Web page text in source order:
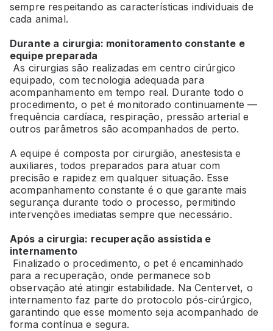
sempre respeitando as características individuais de
cada animal.
Durante a cirurgia: monitoramento constante e
equipe preparada
As cirurgias são realizadas em centro cirúrgico
equipado, com tecnologia adequada para
acompanhamento em tempo real. Durante todo o
procedimento, o pet é monitorado continuamente —
frequência cardíaca, respiração, pressão arterial e
outros parâmetros são acompanhados de perto.
A equipe é composta por cirurgião, anestesista e
auxiliares, todos preparados para atuar com
precisão e rapidez em qualquer situação. Esse
acompanhamento constante é o que garante mais
segurança durante todo o processo, permitindo
intervenções imediatas sempre que necessário.
Após a cirurgia: recuperação assistida e
internamento
Finalizado o procedimento, o pet é encaminhado
para a recuperação, onde permanece sob
observação até atingir estabilidade. Na Centervet, o
internamento faz parte do protocolo pós-cirúrgico,
garantindo que esse momento seja acompanhado de
forma contínua e segura.